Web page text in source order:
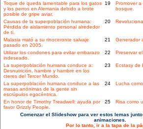
Toque de queda lamentable para los gatos
y los perros en Alemania debido a brote
posible de gripe aviar.
19
Promover
bosque.
Causas de la superpoblación humana:
Pérdida de aislamiento personal alrededor
de ti.
20
Malasia mató a su rinoceronte salvaje
pasado en 2005.
21 Generador
Utilizar los condones para evitar embarazo
indeseado.
22 Preservar
La superpoblación humana conduce a:
Desnutrición, hambre y hambre en los
cteres del Tercer Mundo.
23 Ecstasy de
La superpoblación humana conduce a las
masas anónimas de la gente sin
escrúpulos egocéntrica.
24 Lucha
En honor de Timothy Treadwell: ayuda por
favor Grizzly People.
25 Risa como
Comenzar el Slideshow para ver estos lemas
animaciones.
Por lo tanto, ir a la tapa de la